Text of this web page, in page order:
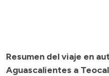
Resumen del viaje en
Aguascalientes a